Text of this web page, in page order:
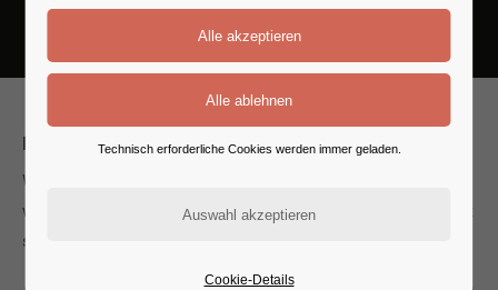
Let’s Connect
Whether you have questions about my coaching services,
want to schedule a consultation, or are ready to take the first
step toward positive change — I’d love to hear from you!
Technisch erforderliche Cookies werden immer geladen.
Cookie-Details